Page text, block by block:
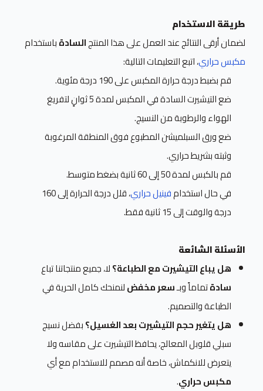
طريقة الاستخدام
لضمان أرقى النتائج عند العمل على هذا المنتجالسادةباستخدام
مكبس حراري، اتبع التعليمات التالية:
قم بضبط درجة حرارة المكبس على 190 درجة مئوية.
ضع التيشيرت السادة في المكبس لمدة 5 ثوانٍ لتفريغ
الهواء والرطوبة من النسيج.
ضع ورق السبلميشن المطبوع فوق المنطقة المرغوبة
وثبته بشريط حراري.
قم بالكبس لمدة 50 إلى 60 ثانية بضغط متوسط.
في حال استخدامفينيل حراري
، قلل درجة الحرارة إلى 160
درجة والوقت إلى 15 ثانية فقط.
الأسئلة الشائعة
هل يباع التيشيرت مع الطباعة؟لا، جميع منتجاتنا تباع
سادةتماماً وبـسعر مخفضلنمنحك كامل الحرية في
الطباعة والتصميم.
هل يتغير حجم التيشيرت بعد الغسيل؟بفضل نسيج
سبلي قلوبل المعالج، يحافظ التيشيرت على مقاسه ولا
يتعرض للانكماش، خاصة أنه مصمم للاستخدام مع أي
مكبس حراري.